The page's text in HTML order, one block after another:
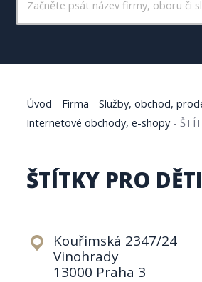
Úvod - Firma -Služby, obchod,
Internetové obchody, e-shopy-
ŠTÍTKY PRO DĚTI
Kouřimská 2347/24
Vinohrady
13000 Praha 3